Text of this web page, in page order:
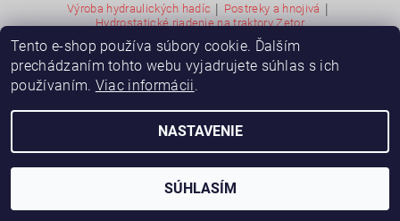
Výroba hydraulických hadíc | Postreky a hnojivá |
Hydrostatické riadenie na traktory Zetor
2026 © Hydramac Lokca - náhradné diely na traktory Zetor, všetky práva vyhradené
Vytvoril Shoptet
Tento e-shop používa súbory cookie. Ďalším
prechádzaním tohto webu vyjadrujete súhlas s ich
používaním. Viac informácii.
NASTAVENIE
SÚHLASÍM